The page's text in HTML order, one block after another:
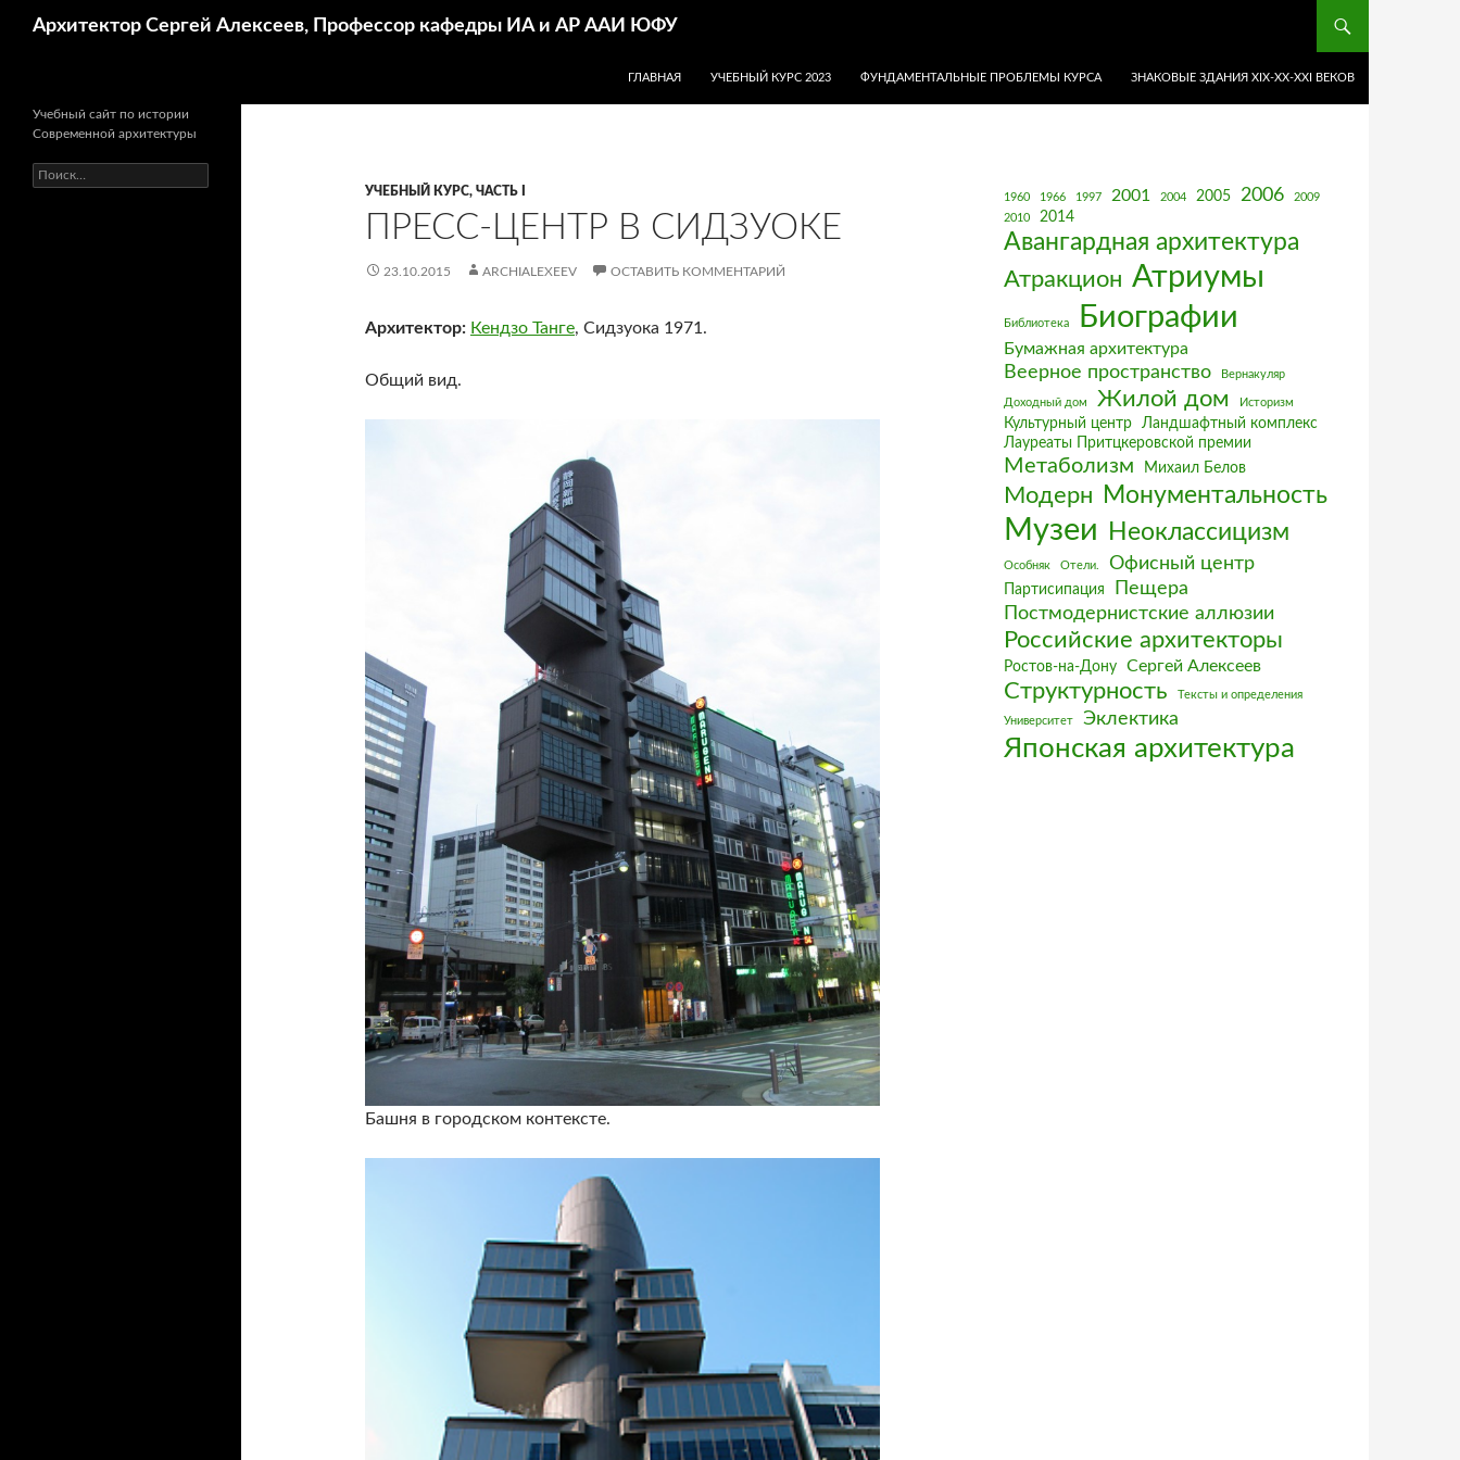
Архитектор Сергей Алексеев, Профессор кафедры ИА и АР ААИ ЮФУ
ГЛАВНАЯ
УЧЕБНЫЙ КУРС 2023 ФУНДАМЕНТАЛЬНЫЕ ПРОБЛЕМЫ КУРСА ЗНАКОВЫЕ ЗДАНИЯ XIX-ХХ-XXI ВЕКОВ
УЧЕБНЫЙ КУРС, ЧАСТЬ I
ПРЕСС-ЦЕНТР В СИДЗУОКЕ
23.10.2015 ARCHIALEXEEV ОСТАВИТЬ КОММЕНТАРИЙ
Архитектор: Кендзо Танге, Сидзуока 1971.
Общий вид.
Башня в городском контексте.
1960 1966 1997 2001 2004 2005 2006
2009
2010
2014
Авангардная архитектура
Атракцион Атриумы
Библиотека Биографии
Бумажная архитектура
Веерное пространство Вернакуляр
Доходный дом Жилой дом Историзм
Культурный центр
Ландшафтный комплекс
Лауреаты Притцкеровской премии
Метаболизм Михаил Белов
Модерн Монументальность
Музеи Неоклассицизм
Особняк Отели. Офисный центр
Партисипация
Пещера
Постмодернистские аллюзии
Российские архитекторы
Ростов-на-Дону Сергей Алексеев
Структурность Тексты и определения
Университет Эклектика
Японская архитектура
Учебный сайт по истории
Современной архитектуры
Найти: